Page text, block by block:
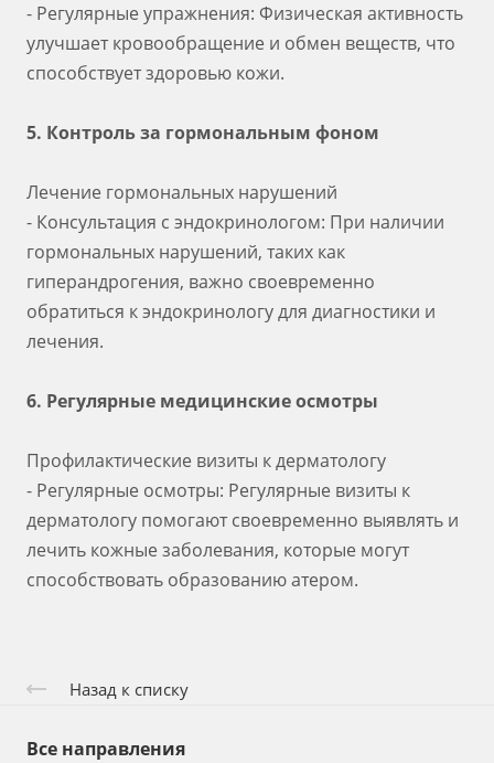
- Регулярные упражнения: Физическая активность
улучшает кровообращение и обмен веществ, что
способствует здоровью кожи.
5. Контроль за гормональным фоном
Лечение гормональных нарушений
- Консультация с эндокринологом: При наличии
гормональных нарушений, таких как
гиперандрогения, важно своевременно
обратиться к эндокринологу для диагностики и
лечения.
6. Регулярные медицинские осмотры
Профилактические визиты к дерматологу
- Регулярные осмотры: Регулярные визиты к
дерматологу помогают своевременно выявлять и
лечить кожные заболевания, которые могут
способствовать образованию атером.
Назад к списку
Все направления